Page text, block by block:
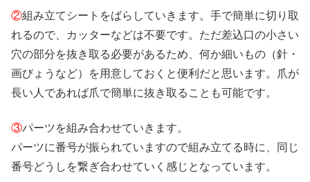
②組み立てシートをばらしていきます。手で簡単に切り取
れるので、カッターなどは不要です。ただ差込口の小さい
穴の部分を抜き取る必要があるため、何か細いもの（針・
画びょうなど）を用意しておくと便利だと思います。爪が
長い人であれば爪で簡単に抜き取ることも可能です。
③パーツを組み合わせていきます。
パーツに番号が振られていますので組み立てる時に、同じ
番号どうしを繋ぎ合わせていく感じとなっています。